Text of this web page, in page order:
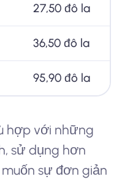
27,50 đô la
36,50 đô la
95,90 đô la
hợp với những
sử dụng hơn
sự đơn giản